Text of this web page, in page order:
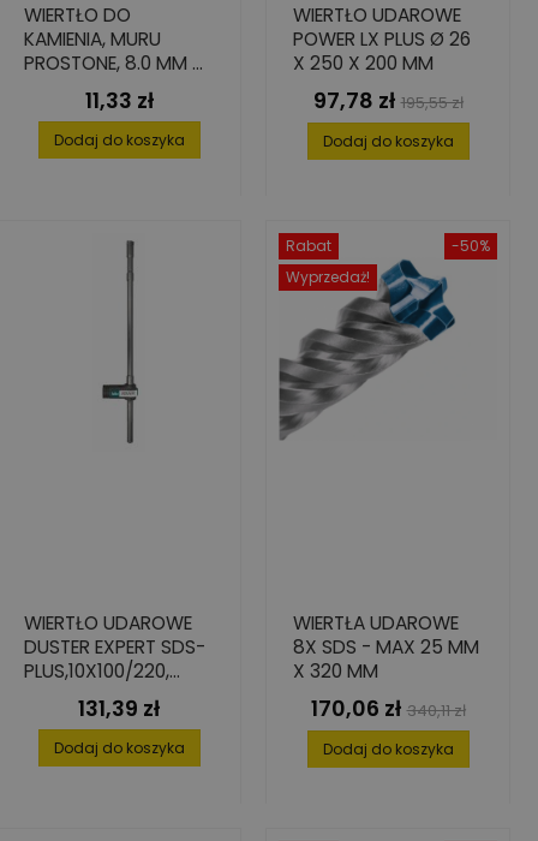
WIERTŁO DO
KAMIENIA, MURU
PROSTONE, 8.0 MM X
110 MM X 150 MM
Cena
11,33 zł
Dodaj do koszyka
WIERTŁO UDAROWE
POWER LX PLUS Ø 26
X 250 X 200 MM
Cena
97,78 zł Cena
podstawowa
195,55 zł
Dodaj do koszyka
WIERTŁO UDAROWE
DUSTER EXPERT SDS-
PLUS,10X100/220,
BIONICCena
131,39 zł
Dodaj do koszyka
-50%
Rabat
Wyprzedaż!
WIERTŁA UDAROWE
8X SDS - MAX 25 MM
X 320 MM
Cena
170,06 zł Cena
podstawowa
340,11 zł
Dodaj do koszyka